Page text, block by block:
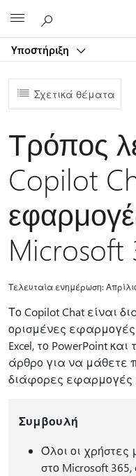
Υποστήριξη
Σχετικά θέματα
Τρόπος
Copilot
Microsoft
Τελευταία ενημέρωση:
Το Copilot Chat είναι
ορισμένες εφαρμογές
Excel, το PowerPoint
άρθρο για να μάθετε
διάφορες εφαρμογές
Συμβουλή
Όλοι οι
στο Microsoft